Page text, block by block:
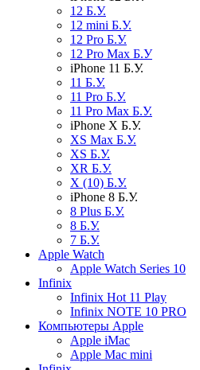
12 Б.У.
12 mini Б.У.
12 Pro Б.У.
12 Pro Max Б.У
iPhone 11 Б.У.
11 Б.У.
11 Pro Б.У.
11 Pro Max Б.У.
iPhone X Б.У.
XS Max Б.У.
XS Б.У.
XR Б.У.
X (10) Б.У.
iPhone 8 Б.У.
8 Plus Б.У.
8 Б.У.
7 Б.У.
Apple Watch
Apple Watch Series 10
Infinix
Infinix Hot 11 Play
Infinix NOTE 10 PRO
Компьютеры Apple
Apple iMac
Apple Mac mini